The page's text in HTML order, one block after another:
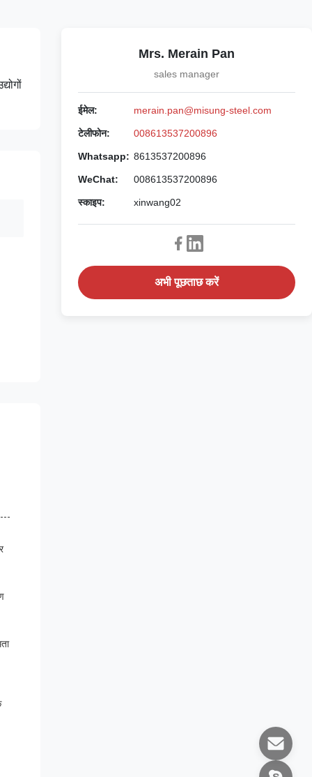
Mrs. Merain Pan
sales manager
ईमेल: merain.pan@misung-steel.com
टेलीफोन: 008613537200896
Whatsapp: 8613537200896
WeChat: 008613537200896
स्काइप: xinwang02
अभी पूछताछ करें